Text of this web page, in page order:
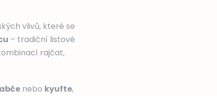
vlivů, které se
– tradiční listové
rajčat,
nebo kyufte,